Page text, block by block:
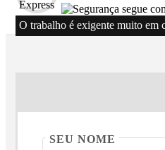
O trabalho é exigente muito em
SEU NOME